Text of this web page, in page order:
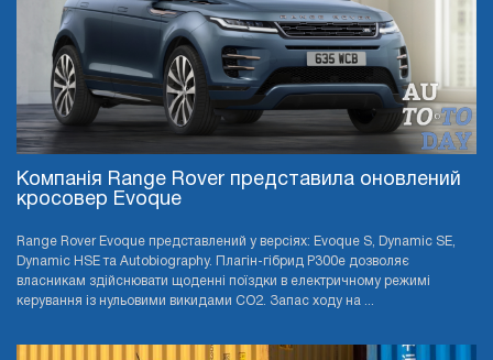
Компанія Range Rover представила оновлений
кросовер Evoque
Range Rover Evoque представлений у версіях: Evoque S, Dynamic SE,
Dynamic HSE та Autobiography. Плагін-гібрид P300e дозволяє
власникам здійснювати щоденні поїздки в електричному режимі
керування із нульовими викидами CO2. Запас ходу на ...